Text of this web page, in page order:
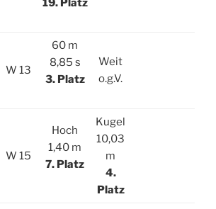
19. Platz
W 13
60 m
8,85 s
3. Platz
Weit
o.g.V.
W 15
Hoch
1,40 m
7. Platz
Kugel
10,03
m
4.
Platz